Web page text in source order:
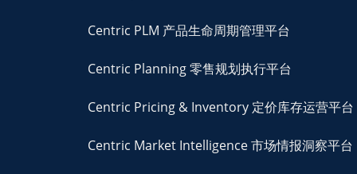
Centric PLM 产品生命周期管理平台
Centric Planning 零售规划执行平台
Centric Pricing & Inventory 定价库存运营平台
Centric Market Intelligence 市场情报洞察平台